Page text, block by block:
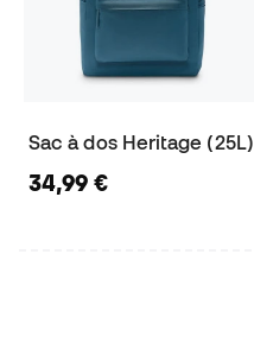
Sac à dos Heritage (25L)
34,99 €